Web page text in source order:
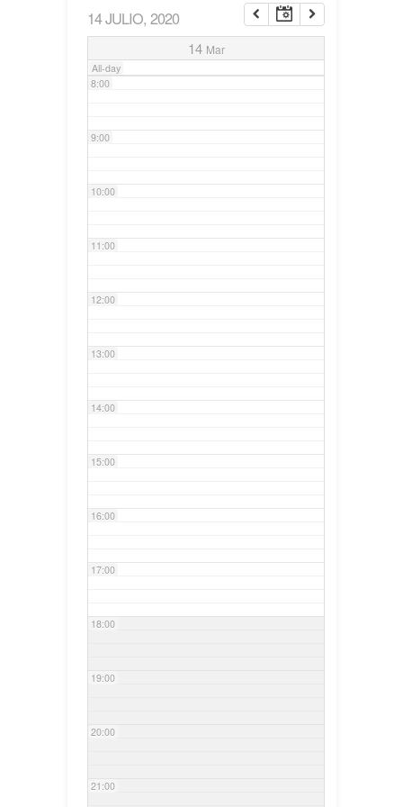
14 JULIO, 2020
14 Mar
All-day
7:00
8:00
9:00
10:00
11:00
12:00
13:00
14:00
15:00
16:00
17:00
18:00
19:00
20:00
21:00